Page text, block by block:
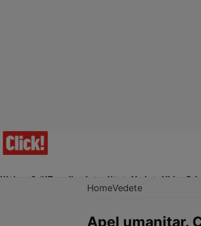
Ultima Oră!Trending Actualitate Vedete Video
HomeVedete
Apel umanitar.